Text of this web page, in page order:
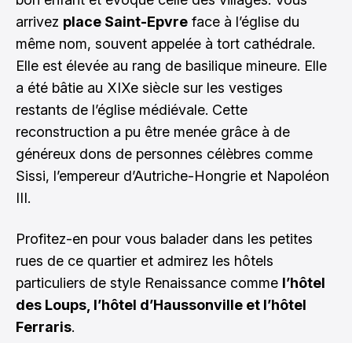
arrivez place Saint-Epvre face à l’église du
même nom, souvent appelée à tort cathédrale.
Elle est élevée au rang de basilique mineure. Elle
a été bâtie au XIXe siècle sur les vestiges
restants de l’église médiévale. Cette
reconstruction a pu être menée grâce à de
généreux dons de personnes célèbres comme
Sissi, l’empereur d’Autriche-Hongrie et Napoléon
III.
Profitez-en pour vous balader dans les petites
rues de ce quartier et admirez les hôtels
particuliers de style Renaissance comme l’hôtel
des Loups, l’hôtel d’Haussonville et l’hôtel
Ferraris.